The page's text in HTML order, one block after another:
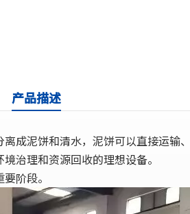
产品描述
成泥饼和清水，泥饼可以直接运输
治理和资源回收的理想设备‌。
阶段。